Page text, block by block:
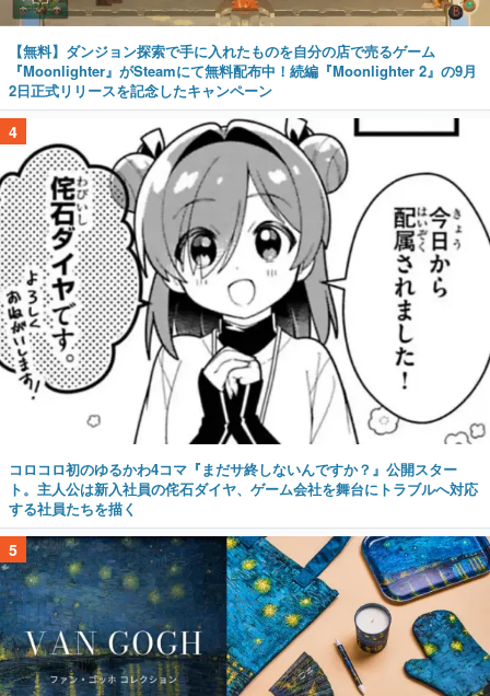
【無料】ダンジョン探索で手に入れたものを自分の店で売るゲーム
『Moonlighter』がSteamにて無料配布中！続編『Moonlighter 2』の9月
2日正式リリースを記念したキャンペーン
4
コロコロ初のゆるかわ4コマ『まだサ終しないんですか？』公開スター
ト。主人公は新入社員の侘石ダイヤ、ゲーム会社を舞台にトラブルへ対応
する社員たちを描く
5